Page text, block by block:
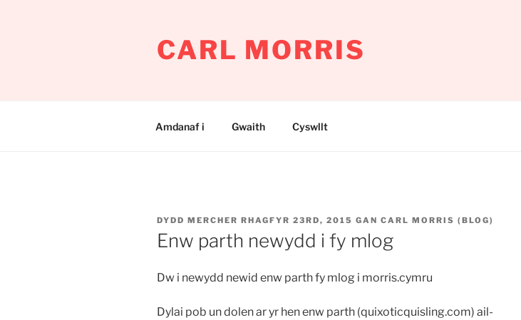
CARL MORRIS
Amdanaf i Gwaith Cyswllt
COFNODWYD
AR
DYDD MERCHER RHAGFYR 23RD, 2015 GAN CARL MORRIS (BLOG)
Enw parth newydd i fy mlog
Dw i newydd newid enw parth fy mlog i morris.cymru
Dylai pob un dolen ar yr hen enw parth (quixoticquisling.com) ail-